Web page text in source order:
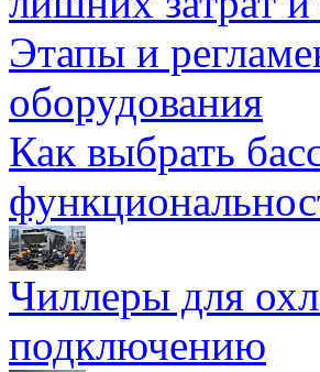
Этапы и
оборудования
Как выбрать
Чиллеры для
подключению